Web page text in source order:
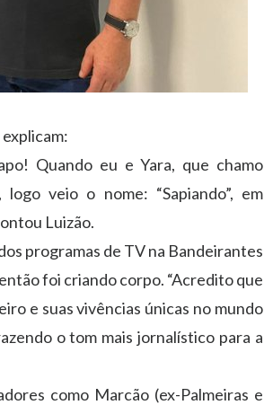
Quando eu e Yara, que chamo
veio o nome: “Sapiando”, em
Luizão.
programas de TV na Bandeirantes
foi criando corpo. “Acredito que
e suas vivências únicas no mundo
o tom mais jornalístico para a
como Marcão (ex-Palmeiras e